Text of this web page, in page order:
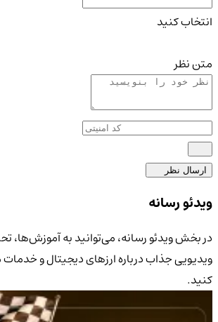
انتخاب کنید
متن نظر
ارسال نظر
4.9/5
ویدئو رسانه
در بخش ویدئو رسانه، می‌توانید به آموزش‌ها،
ویدیویی جذاب درباره ارزهای دیجیتال و خدمات
کنید.